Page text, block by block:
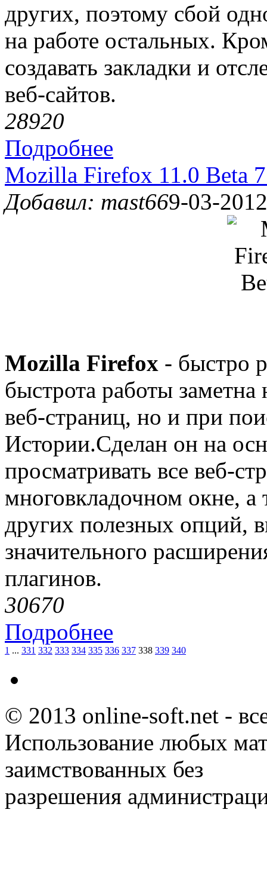
других, поэтому сбой
на работе остальных.
создавать закладки и
веб-сайтов.
28920
Подробнее
Mozilla Firefox 11.0 Beta
Добавил: mast669-03-
Mozilla Firefox - быстро
быстрота работы заметна
веб-страниц, но и при
Истории.Сделан он на
просматривать все веб-
многовкладочном окне, а
других полезных опций,
значительного
плагинов.
30670
Подробнее
1 ... 331 332 333 334 335 336 337 338 339 340
© 2013 online-soft.net -
Использование любых
заимствованных без
разрешения